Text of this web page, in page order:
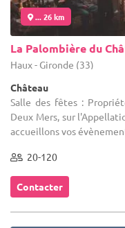
... 26 km
La Palombière du
Haux - Gironde (33)
Château
Salle des fêtes :
Deux Mers, sur
accueillons vos
20-120
Contacter